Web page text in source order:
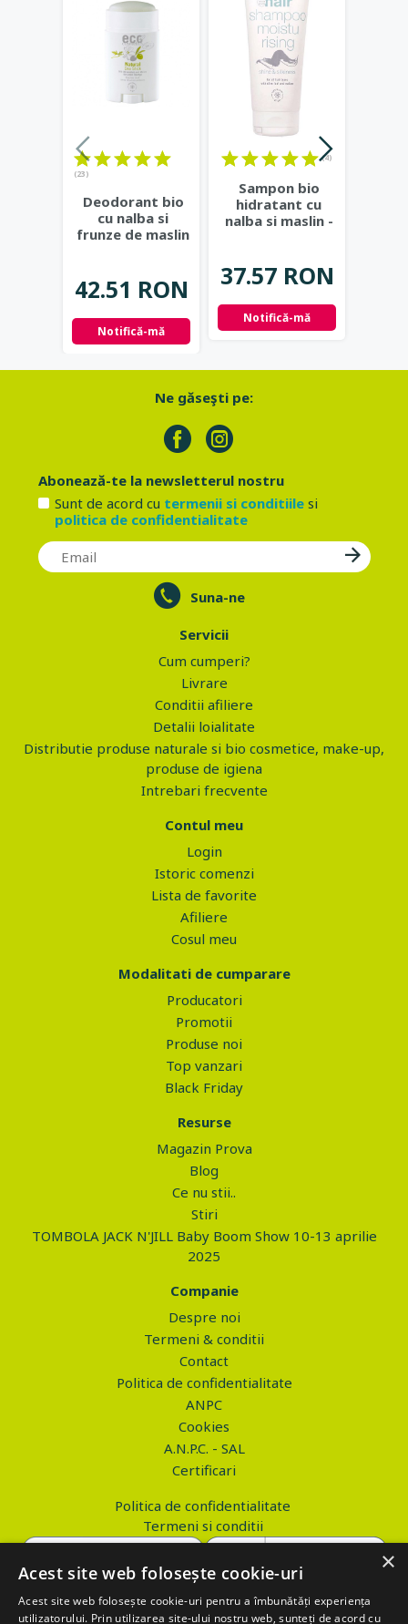
(23)
Deodorant bio
cu nalba si
frunze de maslin
42.51 RON
Notifică-mă
(4)
Sampon bio
hidratant cu
nalba si maslin -
37.57 RON
Notifică-mă
Ne găseşti pe:
Abonează-te la newsletterul nostru
Sunt de acord cu termenii si conditiilesi
politica de confidentialitate
Suna-ne
Servicii
Cum cumperi?
Livrare
Conditii afiliere
Detalii loialitate
Distributie produse naturale si bio cosmetice, make-up,
produse de igiena
Intrebari frecvente
Contul meu
Login
Istoric comenzi
Lista de favorite
Afiliere
Cosul meu
Modalitati de cumparare
Producatori
Promotii
Produse noi
Top vanzari
Black Friday
Resurse
Magazin Prova
Blog
Ce nu stii..
Stiri
TOMBOLA JACK N'JILL Baby Boom Show 10-13 aprilie
2025
Companie
Despre noi
Termeni & conditii
Contact
Politica de confidentialitate
ANPC
Cookies
A.N.P.C. - SAL
Certificari
Politica de confidentialitate
Termeni si conditii
Copyright © 2026 PROVA.ro
×
Acest site web folosește cookie-uri
Acest site web folosește cookie-uri pentru a îmbunătăți experiența
utilizatorului. Prin utilizarea site-ului nostru web, sunteți de acord cu